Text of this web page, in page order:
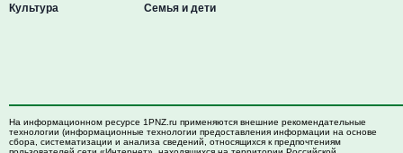
Культура
Семья и дети
На информационном ресурсе 1PNZ.ru применяются внешние рекомендательные
технологии (информационные технологии предоставления информации на основе
сбора, систематизации и анализа сведений, относящихся к предпочтениям